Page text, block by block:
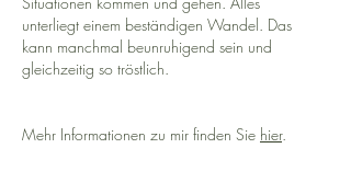
unterliegt einem beständigen Wandel. Das
kann manchmal beunruhigend sein und
gleichzeitig so tröstlich.
Mehr Informationen zu mir finden Sie hier.